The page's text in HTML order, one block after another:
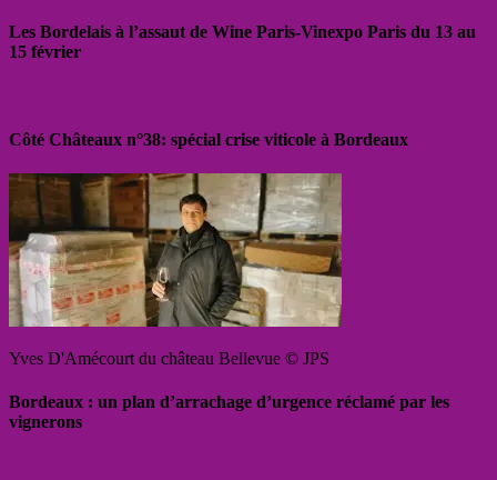
Les Bordelais à l’assaut de Wine Paris-Vinexpo Paris du 13 au
15 février
Côté Châteaux n°38: spécial crise viticole à Bordeaux
Yves D'Amécourt du château Bellevue © JPS
Bordeaux : un plan d’arrachage d’urgence réclamé par les
vignerons